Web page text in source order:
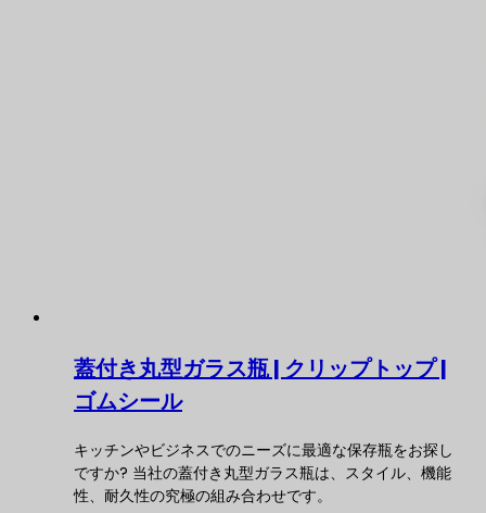
蓋付き丸型ガラス瓶 | クリップトップ |
ゴムシール
キッチンやビジネスでのニーズに最適な保存瓶をお探し
ですか? 当社の蓋付き丸型ガラス瓶は、スタイル、機能
性、耐久性の究極の組み合わせです。